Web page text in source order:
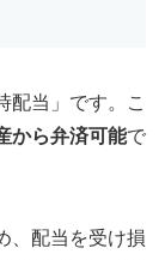
配当」です。こ
から弁済可能で
、配当を受け損